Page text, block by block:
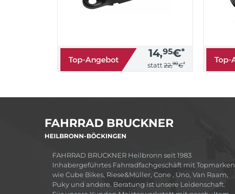
14,95€*
statt 22,90€*
FAHRRAD BRUCKNER
HEILBRONN-BÖCKINGEN
FAHRRAD BRUCKNER Heilbronn seit 1983
Inhabergeführtes Fahrradfachgeschäft mit Topmarken
wie Cube Bikes, Riese&Müller, Cone , Uno, Van Raam,
Puky und andere. Beratung ist unsere Leidenschaft.